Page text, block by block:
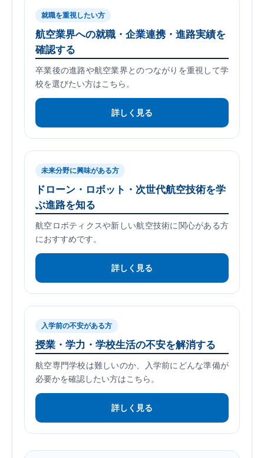
就職を重視したい方
航空業界への就職・企業連携・進路実績を
確認する
卒業後の進路や航空業界とのつながりを重視して学
校を選びたい方はこちら。
詳しく見る
未来分野に興味がある方
ドローン・ロボット・次世代航空技術を学
ぶ進路を知る
航空ロボティクスや新しい航空技術に関心がある方
におすすめです。
詳しく見る
入学前の不安がある方
授業・学力・学校生活の不安を解消する
航空専門学校は難しいのか、入学前にどんな準備が
必要かを確認したい方はこちら。
詳しく見る